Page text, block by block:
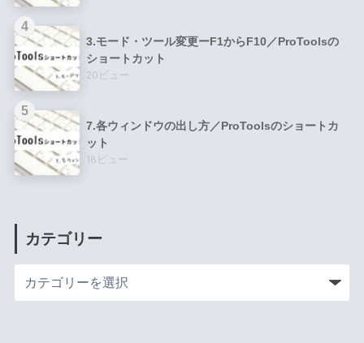
3.モード・ツール変更ーF1からF10／ProToolsの
ショートカット
20ビュー
7.各ウィンドウの出し方／ProToolsのショートカ
ット
18ビュー
カテゴリー